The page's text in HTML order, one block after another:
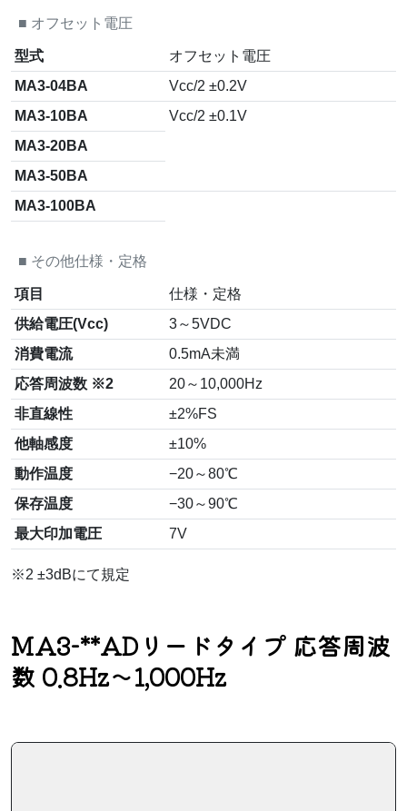
■ オフセット電圧
型式
オフセット電圧
MA3-04BA
Vcc/2 ±0.2V
MA3-10BA
Vcc/2 ±0.1V
MA3-20BA
MA3-50BA
MA3-100BA
■ その他仕様・定格
項目
仕様・定格
供給電圧(Vcc)
3～5VDC
消費電流
0.5mA未満
応答周波数 ※2
20～10,000Hz
非直線性
±2%FS
他軸感度
±10%
動作温度
−20～80℃
保存温度
−30～90℃
最大印加電圧
7V
※2 ±3dBにて規定
MA3-**ADリードタイプ 応答周波
数 0.8Hz～1,000Hz